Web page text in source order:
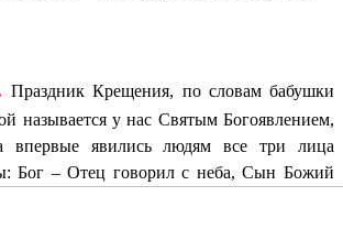
Праздник Крещения, по словам бабушки
называется у нас Святым Богоявлением,
впервые явились людям все три лица
Бог – Отец говорил с неба, Сын Божий